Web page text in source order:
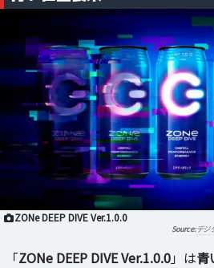
ZONe DEEP DIVE Ver.1.0.0
デジ
「ZONe DEEP DIVE Ver.1.0.0」は青